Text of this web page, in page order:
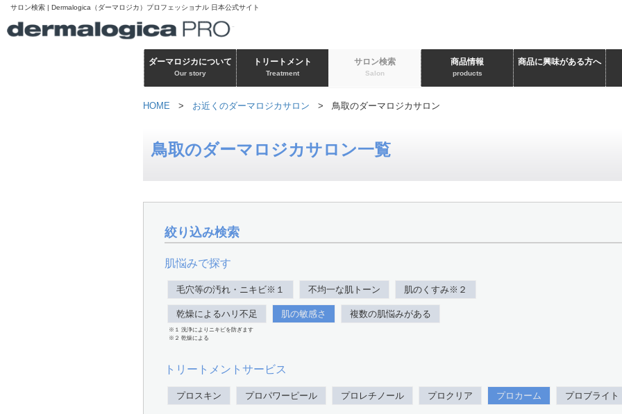
サロン検索 | Dermalogica（ダーマロジカ）プロフェッショナル 日本公式サイト
ダーマロジカについて
Our story
トリートメント
Treatment
サロン検索
Salon
商品情報
products
商品に興味がある方へ
HOME > お近くのダーマロジカサロン > 鳥取のダーマロジカサロン
鳥取のダーマロジカサロン一覧
絞り込み検索
肌悩みで探す
毛穴等の汚れ・ニキビ※１ 不均一な肌トーン 肌のくすみ※２
乾燥によるハリ不足 肌の敏感さ 複数の肌悩みがある
※１ 洗浄によりニキビを防ぎます
※２ 乾燥による
トリートメントサービス
プロスキン プロパワーピール プロレチノール プロクリア プロカーム プロブライト